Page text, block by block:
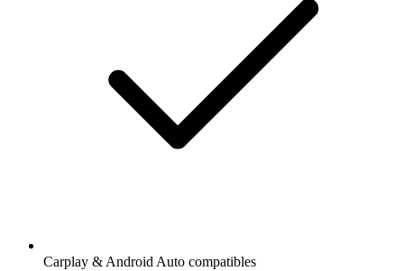
Carplay & Android Auto compatibles